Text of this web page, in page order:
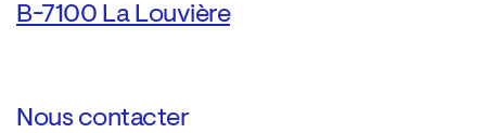
B-7100 La Louvière
Nous contacter